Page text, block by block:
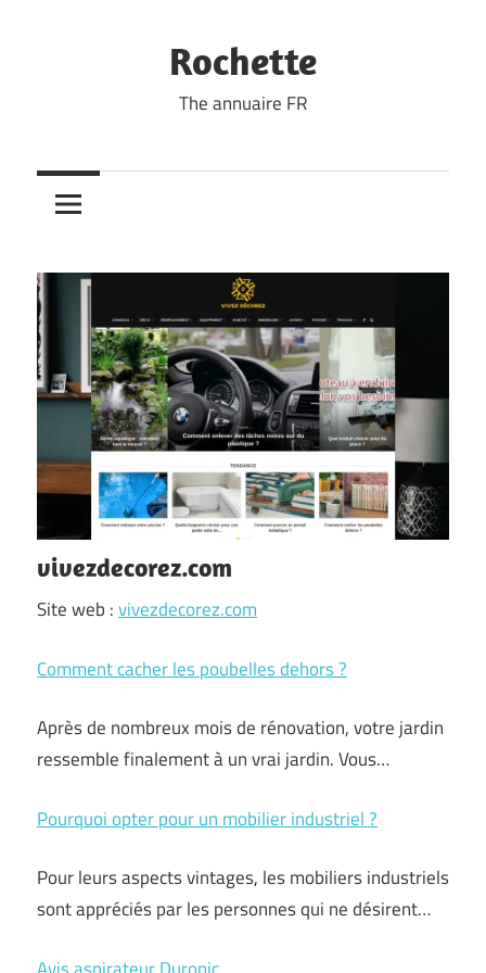
Rochette
The annuaire FR
vivezdecorez.com
Site web :vivezdecorez.com
Comment cacher les poubelles dehors ?
Après de nombreux mois de rénovation, votre jardin
ressemble finalement à un vrai jardin. Vous…
Pourquoi opter pour un mobilier industriel ?
Pour leurs aspects vintages, les mobiliers industriels
sont appréciés par les personnes qui ne désirent…